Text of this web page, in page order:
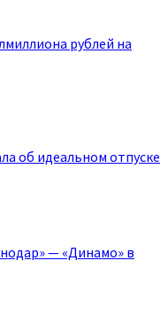
рублей на
об идеальном отпуске
— «Динамо» в